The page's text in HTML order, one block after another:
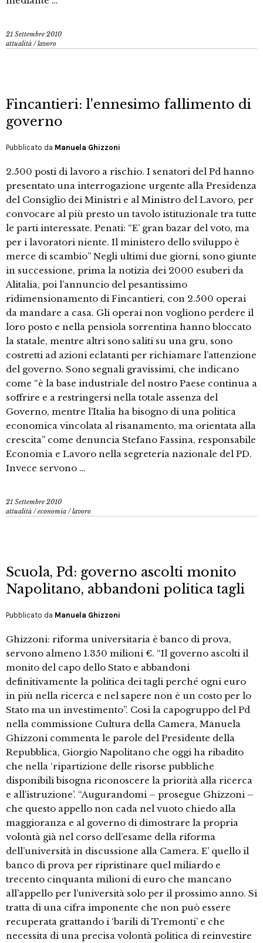
21 Settembre 2010
attualità /lavoro
Fincantieri: l'ennesimo fallimento di
governo
Pubblicato da Manuela Ghizzoni
2.500 posti di lavoro a rischio. I senatori del Pd hanno
presentato una interrogazione urgente alla Presidenza
del Consiglio dei Ministri e al Ministro del Lavoro, per
convocare al più presto un tavolo istituzionale tra tutte
le parti interessate. Penati: “E’ gran bazar del voto, ma
per i lavoratori niente. Il ministero dello sviluppo è
merce di scambio” Negli ultimi due giorni, sono giunte
in successione, prima la notizia dei 2000 esuberi da
Alitalia, poi l’annuncio del pesantissimo
ridimensionamento di Fincantieri, con 2.500 operai
da mandare a casa. Gli operai non vogliono perdere il
loro posto e nella pensiola sorrentina hanno bloccato
la statale, mentre altri sono saliti su una gru, sono
costretti ad azioni eclatanti per richiamare l’attenzione
del governo. Sono segnali gravissimi, che indicano
come “è la base industriale del nostro Paese continua a
soffrire e a restringersi nella totale assenza del
Governo, mentre l’Italia ha bisogno di una politica
economica vincolata al risanamento, ma orientata alla
crescita” come denuncia Stefano Fassina, responsabile
Economia e Lavoro nella segreteria nazionale del PD.
Invece servono …
21 Settembre 2010
attualità /economia /lavoro
Scuola, Pd: governo ascolti monito
Napolitano, abbandoni politica tagli
Pubblicato da Manuela Ghizzoni
Ghizzoni: riforma universitaria è banco di prova,
servono almeno 1.350 milioni €. “Il governo ascolti il
monito del capo dello Stato e abbandoni
definitivamente la politica dei tagli perché ogni euro
in più nella ricerca e nel sapere non è un costo per lo
Stato ma un investimento”. Così la capogruppo del Pd
nella commissione Cultura della Camera, Manuela
Ghizzoni commenta le parole del Presidente della
Repubblica, Giorgio Napolitano che oggi ha ribadito
che nella ‘ripartizione delle risorse pubbliche
disponibili bisogna riconoscere la priorità alla ricerca
e all’istruzione’. “Augurandomi – prosegue Ghizzoni –
che questo appello non cada nel vuoto chiedo alla
maggioranza e al governo di dimostrare la propria
volontà già nel corso dell’esame della riforma
dell’università in discussione alla Camera. E’ quello il
banco di prova per ripristinare quel miliardo e
trecento cinquanta milioni di euro che mancano
all’appello per l’università solo per il prossimo anno. Si
tratta di una cifra imponente che non può essere
recuperata grattando i ‘barili di Tremonti’ e che
necessita di una precisa volontà politica di reinvestire